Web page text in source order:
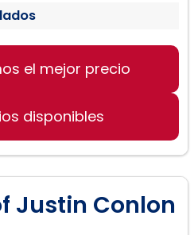
basadas en el
basada en
el mejor precio
disponibles
Justin Conlon